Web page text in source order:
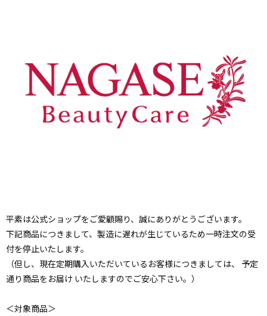
平素は公式ショップをご愛顧賜り、誠にありがとうございます。
下記商品につきまして、製造に遅れが生じているため一時注文の受
付を停止いたします。
（但し、現在定期購入いただいているお客様につきましては、 予定
通り商品をお届け いたしますのでご安心下さい。）
＜対象商品＞